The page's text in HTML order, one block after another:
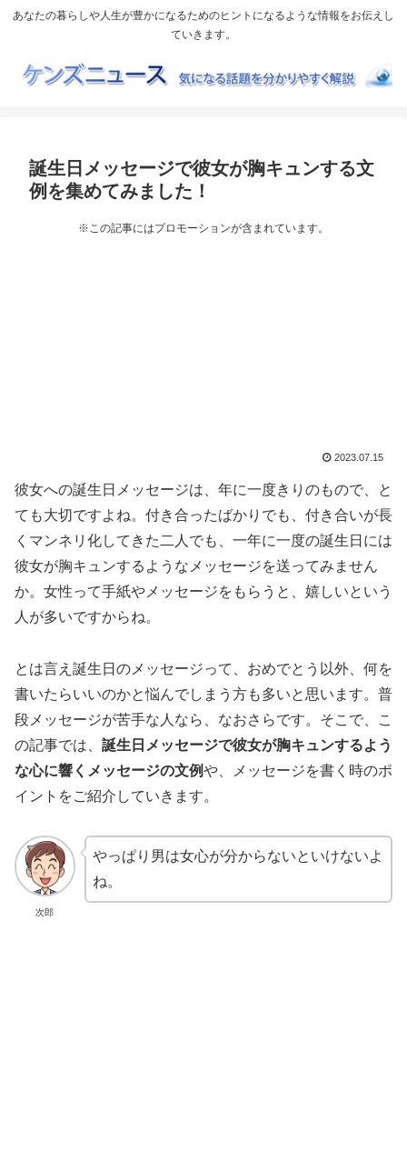
あなたの暮らしや人生が豊かになるためのヒントになるような情報をお伝えし
ていきます。
誕生日メッセージで彼女が胸キュンする文
例を集めてみました！
※この記事にはプロモーションが含まれています。
2023.07.15
彼女への誕生日メッセージは、年に一度きりのもので、と
ても大切ですよね。付き合ったばかりでも、付き合いが長
くマンネリ化してきた二人でも、一年に一度の誕生日には
彼女が胸キュンするようなメッセージを送ってみません
か。女性って手紙やメッセージをもらうと、嬉しいという
人が多いですからね。
とは言え誕生日のメッセージって、おめでとう以外、何を
書いたらいいのかと悩んでしまう方も多いと思います。普
段メッセージが苦手な人なら、なおさらです。そこで、こ
の記事では、 誕生日メッセージで彼女が胸キュンするよう
な心に響くメッセージの文例や、メッセージを書く時のポ
イントをご紹介していきます。
次郎
やっぱり男は女心が分からないといけないよ
ね。